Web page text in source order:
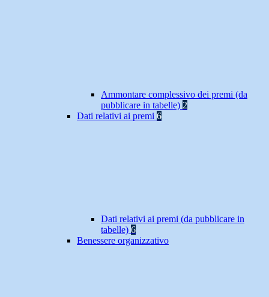
Ammontare complessivo dei premi (da
pubblicare in tabelle) 2
Dati relativi ai premi 6
Dati relativi ai premi (da pubblicare in
tabelle) 6
Benessere organizzativo